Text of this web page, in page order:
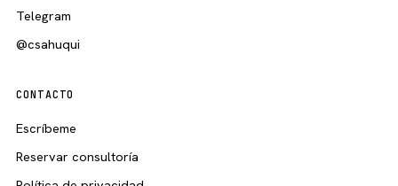
Telegram
@csahuqui
CONTACTO
Escríbeme
Reservar consultoría